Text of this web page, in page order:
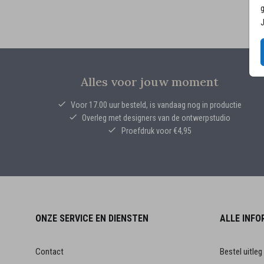
Alles voor jouw moment
Voor 17.00 uur besteld, is vandaag nog in productie
Overleg met designers van de ontwerpstudio
Proefdruk voor €4,95
ONZE SERVICE EN DIENSTEN
Contact
ALLE
Bestel uitleg